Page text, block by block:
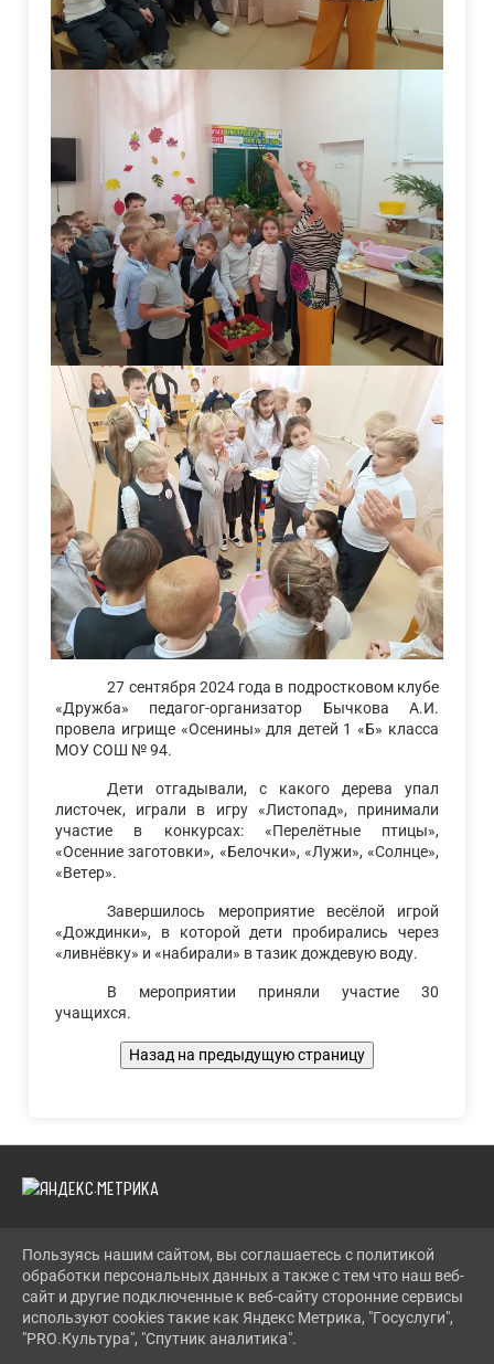
27 сентября 2024 года в подростковом клубе
«Дружба» педагог-организатор Бычкова А.И.
провела игрище «Осенины» для детей 1 «Б» класса
МОУ СОШ № 94.
Дети отгадывали, с какого дерева упал
листочек, играли в игру «Листопад», принимали
участие в конкурсах: «Перелётные птицы»,
«Осенние заготовки», «Белочки», «Лужи», «Солнце»,
«Ветер».
Завершилось мероприятие весёлой игрой
«Дождинки», в которой дети пробирались через
«ливнёвку» и «набирали» в тазик дождевую воду.
В мероприятии приняли участие 30
учащихся.
2026 Г. LENCDT.RU
ВХОД
КАРТА САЙТА
ПОЛИТИКА ОБРАБОТКИ ПЕРСОНАЛЬНЫХ ДАННЫХ
Пользуясь нашим сайтом, вы соглашаетесь с политикой
обработки персональных данных а также с тем что наш веб-
сайт и другие подключенные к веб-сайту сторонние сервисы
используют cookies такие как Яндекс Метрика, "Госуслуги",
"PRO.Культура", "Спутник аналитика".